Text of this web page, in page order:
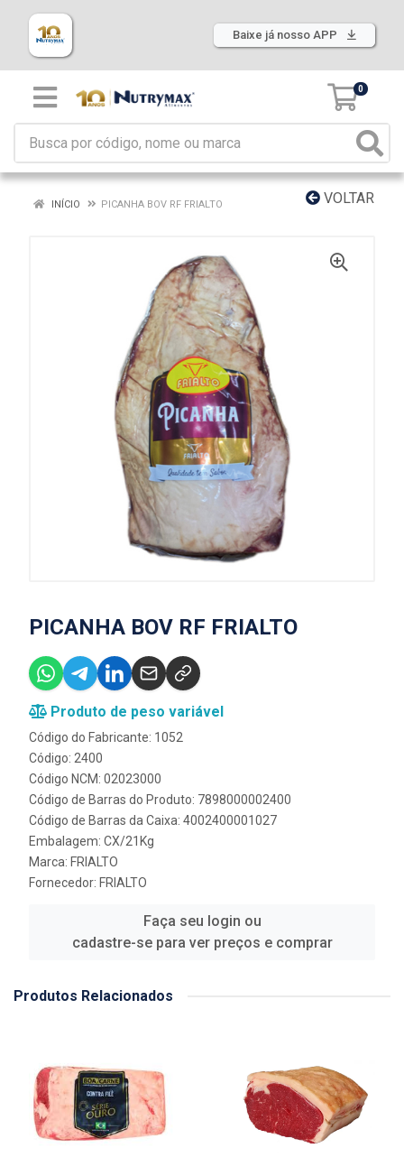
Baixe já nosso APP
0
VOLTAR
INÍCIO PICANHA BOV RF FRIALTO
PICANHA BOV RF FRIALTO
Produto de peso variável
Código do Fabricante: 1052
Código: 2400
Código NCM: 02023000
Código de Barras do Produto: 7898000002400
Código de Barras da Caixa: 4002400001027
Embalagem: CX/21Kg
Marca: FRIALTO
Fornecedor: FRIALTO
Faça seu login ou
cadastre-se para ver preços e comprar
Produtos Relacionados